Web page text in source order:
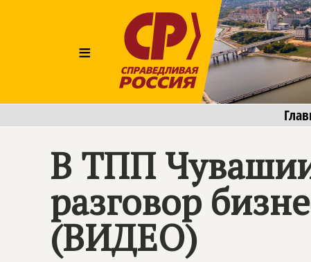
≡
В ТПП
разговор
(ВИДЕО)